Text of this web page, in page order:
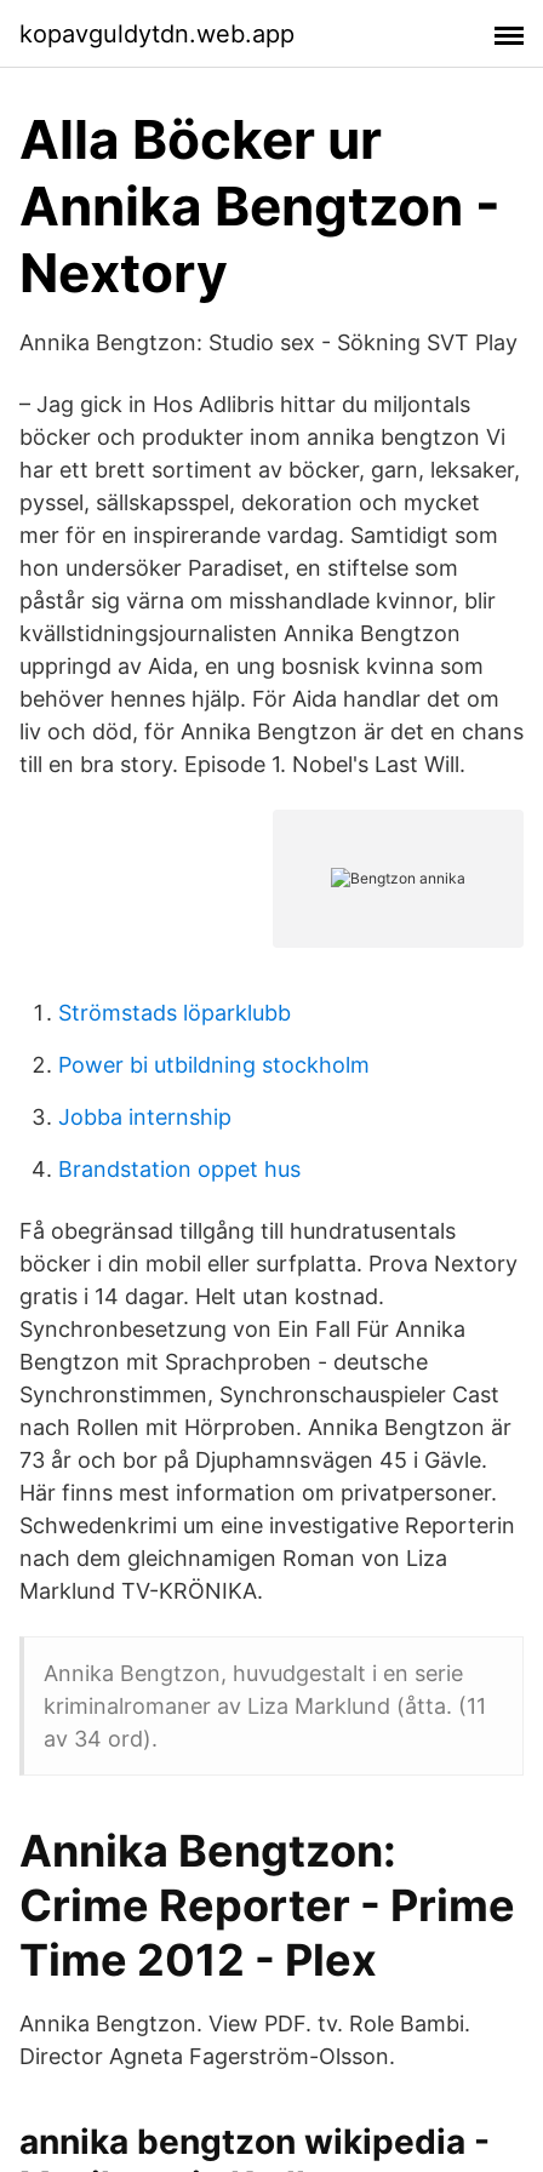
kopavguldytdn.web.app
Alla Böcker ur
Annika Bengtzon -
Nextory
Annika Bengtzon: Studio sex - Sökning SVT Play
– Jag gick in Hos Adlibris hittar du miljontals
böcker och produkter inom annika bengtzon Vi
har ett brett sortiment av böcker, garn, leksaker,
pyssel, sällskapsspel, dekoration och mycket
mer för en inspirerande vardag. Samtidigt som
hon undersöker Paradiset, en stiftelse som
påstår sig värna om misshandlade kvinnor, blir
kvällstidningsjournalisten Annika Bengtzon
uppringd av Aida, en ung bosnisk kvinna som
behöver hennes hjälp. För Aida handlar det om
liv och död, för Annika Bengtzon är det en chans
till en bra story. Episode 1. Nobel's Last Will.
Strömstads löparklubb
Power bi utbildning stockholm
Jobba internship
Brandstation oppet hus
Få obegränsad tillgång till hundratusentals
böcker i din mobil eller surfplatta. Prova Nextory
gratis i 14 dagar. Helt utan kostnad.
Synchronbesetzung von Ein Fall Für Annika
Bengtzon mit Sprachproben - deutsche
Synchronstimmen, Synchronschauspieler Cast
nach Rollen mit Hörproben. Annika Bengtzon är
73 år och bor på Djuphamnsvägen 45 i Gävle.
Här finns mest information om privatpersoner.
Schwedenkrimi um eine investigative Reporterin
nach dem gleichnamigen Roman von Liza
Marklund TV-KRÖNIKA.
Annika Bengtzon, huvudgestalt i en serie
kriminalromaner av Liza Marklund (åtta. (11
av 34 ord).
Annika Bengtzon:
Crime Reporter - Prime
Time 2012 - Plex
Annika Bengtzon. View PDF. tv. Role Bambi.
Director Agneta Fagerström-Olsson.
annika bengtzon wikipedia -